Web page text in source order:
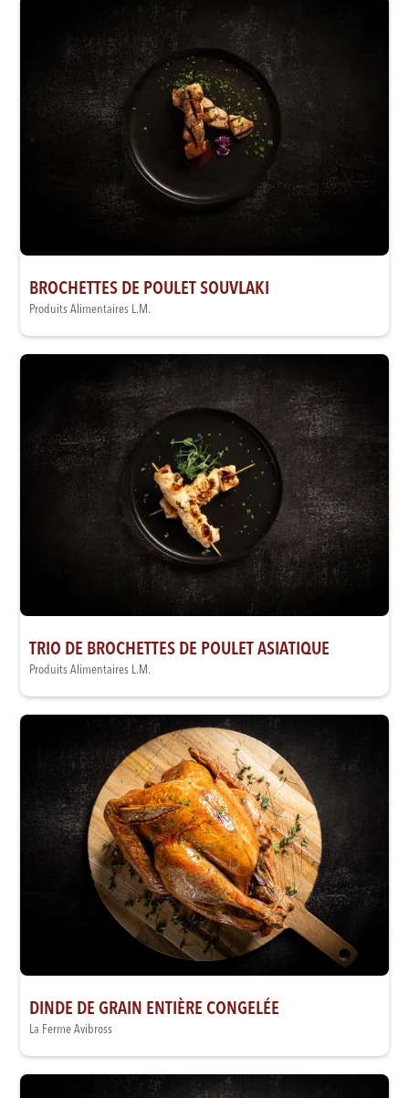
BROCHETTES DE POULET SOUVLAKI
Produits Alimentaires L.M.
TRIO DE BROCHETTES DE POULET ASIATIQUE
Produits Alimentaires L.M.
DINDE DE GRAIN ENTIÈRE CONGELÉE
La Ferme Avibross